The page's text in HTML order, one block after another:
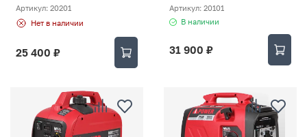
Артикул: 20201
Нет в наличии
25 400 ₽
Артикул: 20101
В наличии
31 900 ₽